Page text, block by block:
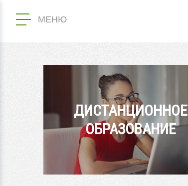
МЕНЮ
ДИСТАНЦИОННОЕ
ОБРАЗОВАНИЕ